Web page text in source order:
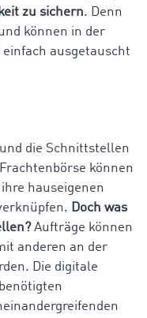
zu sichern. Denn
können in der
ausgetauscht
die Schnittstellen
können
hauseigenen
Doch was
Aufträge können
anderen an der
Die digitale